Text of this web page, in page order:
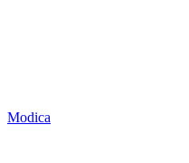
Modica